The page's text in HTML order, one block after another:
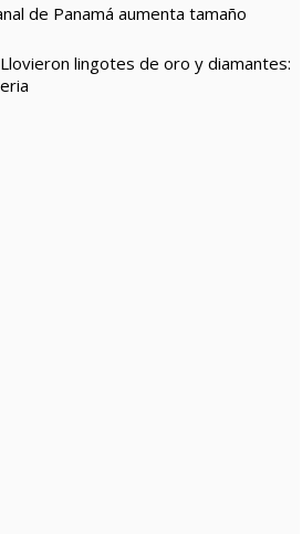
de Panamá aumenta tamaño
Llovieron lingotes de oro y diamantes: